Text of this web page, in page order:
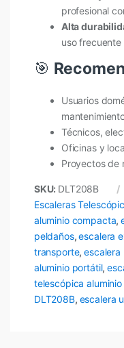
profesional
Alta
uso frecuente
🎯
Usuarios
Técnicos,
Oficinas y
Proyectos de
SKU: DLT208B
Escaleras
aluminio compacta,
peldaños,escalera
transporte,escalera
aluminio portátil,
telescópica aluminio
DLT208B, escalera